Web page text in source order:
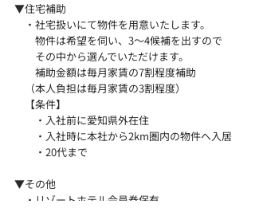
▼住宅補助
・社宅扱いにて物件を用意いたします。
物件は希望を伺い、3～4候補を出すので
その中から選んでいただけます。
補助金額は毎月家賃の7割程度補助
（本人負担は毎月家賃の3割程度）
【条件】
・入社前に愛知県外在住
・入社時に本社から2km圏内の物件へ入居
・20代まで
▼その他
・リゾートホテル会員券保有。